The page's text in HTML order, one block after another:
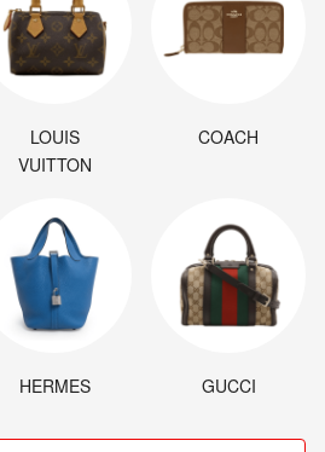
LOUIS
VUITTON
COACH
HERMES GUCCI